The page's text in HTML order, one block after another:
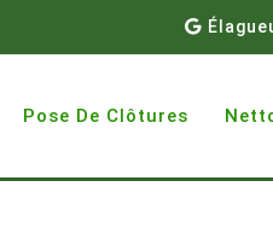
Pose De Clôtures